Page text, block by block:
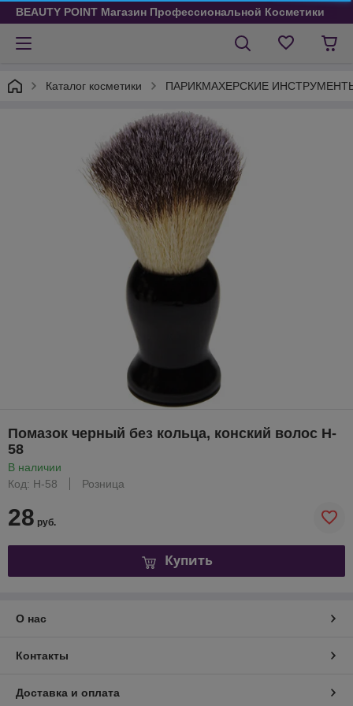
BEAUTY POINT Магазин Профессиональной Косметики
Каталог косметики ПАРИКМАХЕРСКИЕ
Помазок черный без кольца, конский волос H-
58
В наличии
Код: H-58
Розница
28 руб.
Купить
О нас
Контакты
Доставка и оплата